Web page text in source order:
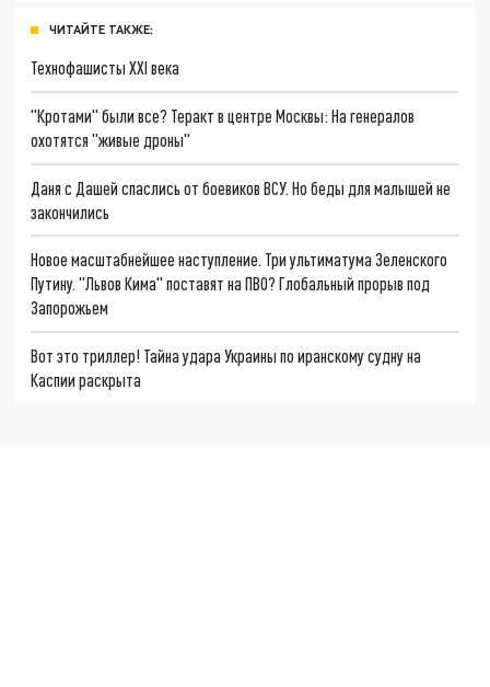
ЧИТАЙТЕ ТАКЖЕ:
Технофашисты XXI века
"Кротами" были все? Теракт в центре Москвы: На генералов
охотятся "живые дроны"
Даня с Дашей спаслись от боевиков ВСУ. Но беды для малышей не
закончились
Новое масштабнейшее наступление. Три ультиматума Зеленского
Путину. "Львов Кима" поставят на ПВО? Глобальный прорыв под
Запорожьем
Вот это триллер! Тайна удара Украины по иранскому судну на
Каспии раскрыта